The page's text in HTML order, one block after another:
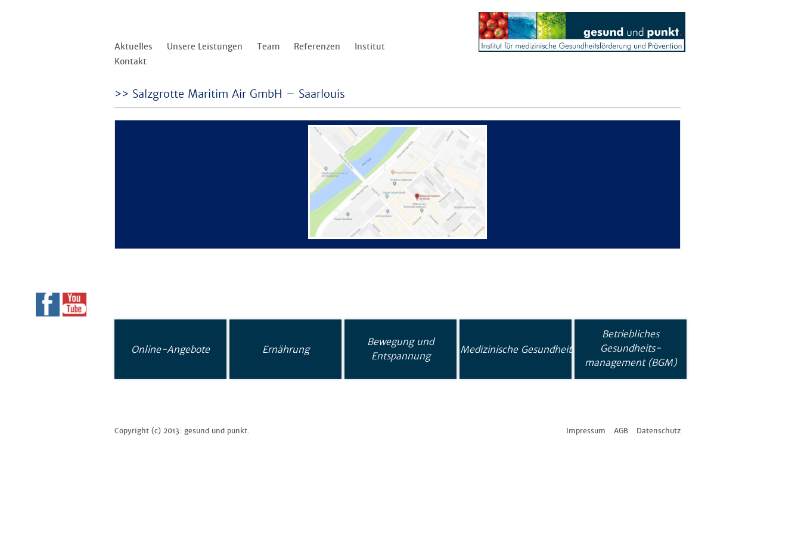
Aktuelles Unsere Leistungen Team Referenzen
Institut
Kontakt
Salzgrotte Maritim Air GmbH – Saarlouis
Online-Angebote Ernährung
Bewegung und
Entspannung
Medizinische Gesundheit
Betriebliches
Gesundheits-
management (BGM)
Copyright (c) 2013: gesund und punkt. Impressum AGB Datenschutz